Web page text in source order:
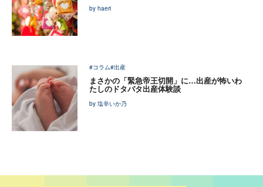
by haeri
#コラム#出産
まさかの「緊急帝王切開」に…出産が怖いわ
たしのドタバタ出産体験談
by 塩辛いか乃